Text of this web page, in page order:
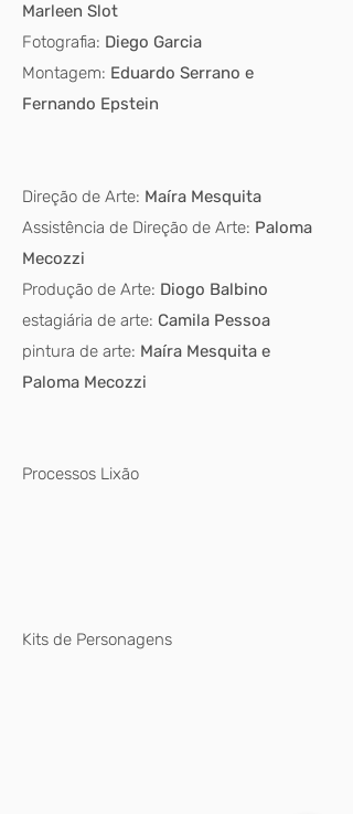
Marleen Slot
Fotografia: Diego Garcia
Montagem: Eduardo Serrano e
Fernando Epstein
Direção de Arte: Maíra Mesquita
Assistência de Direção de Arte: Paloma
Mecozzi
Produção de Arte: Diogo Balbino
estagiária de arte: Camila Pessoa
pintura de arte: Maíra Mesquita e
Paloma Mecozzi
Processos Lixão
Kits de Personagens